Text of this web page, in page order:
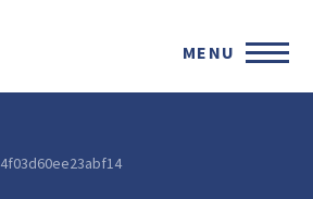
MENU
4f03d60ee23abf14